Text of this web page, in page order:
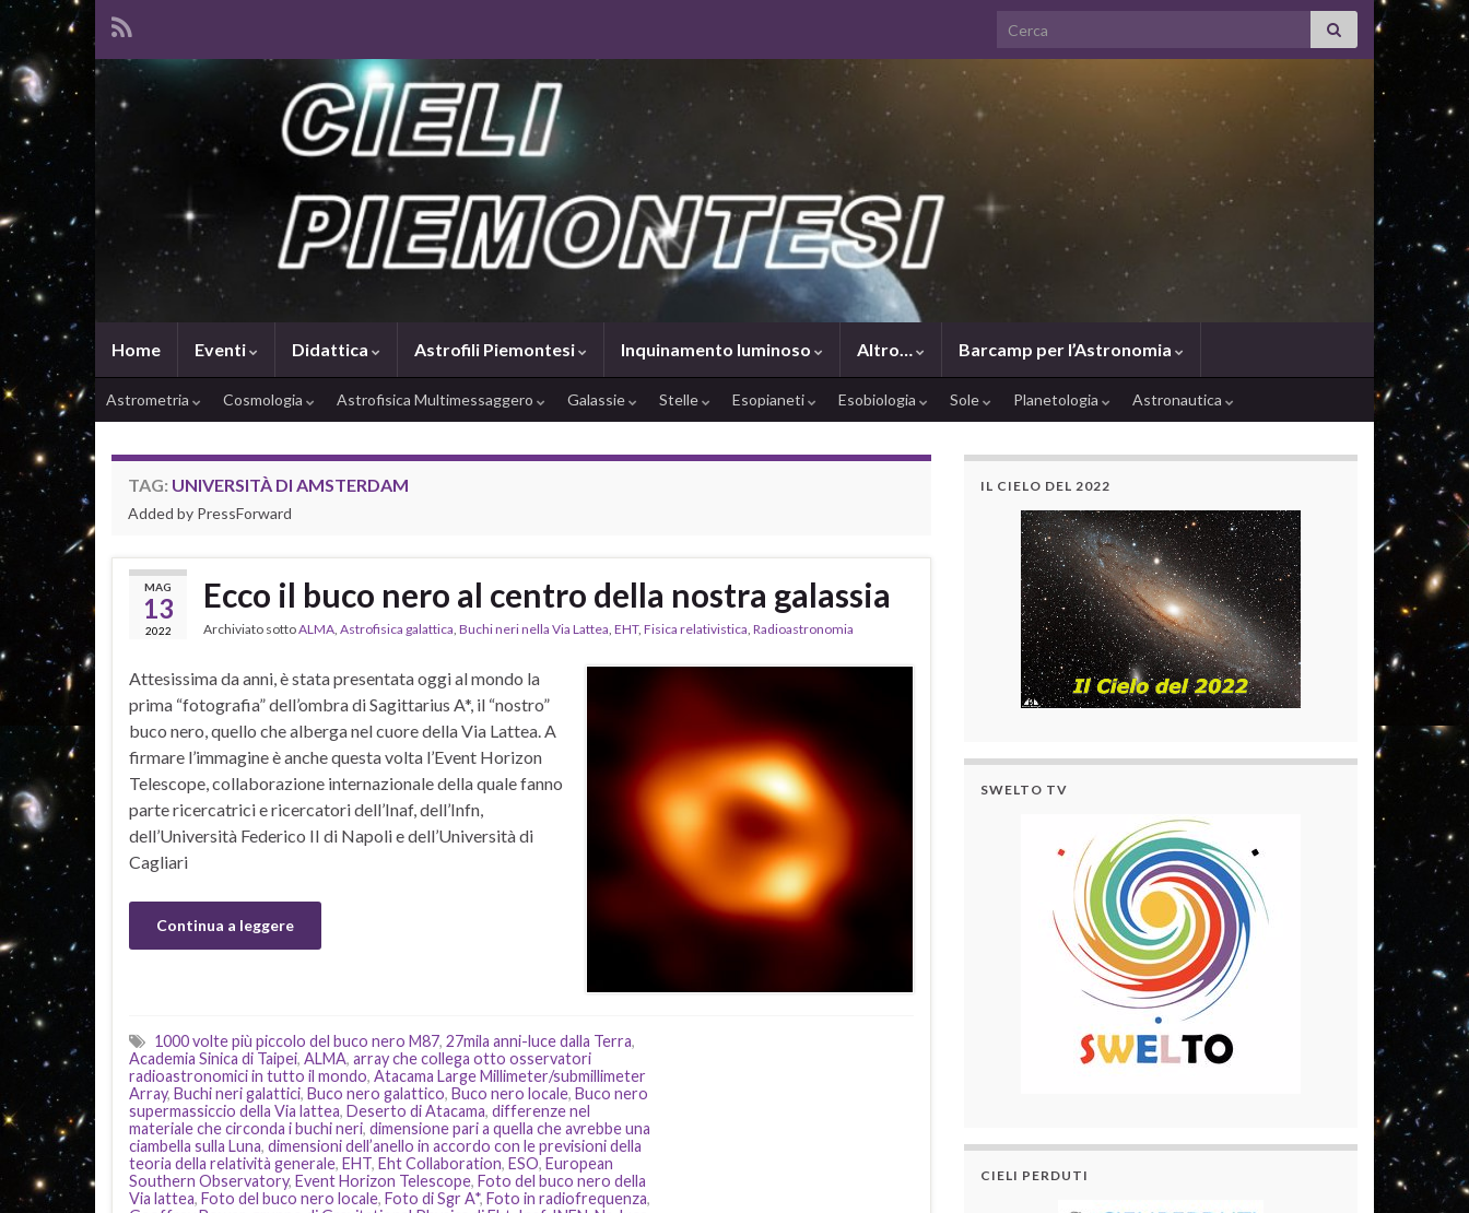
Search for:
Home Eventi Didattica Astrofili Piemontesi Inquinamento luminoso Altro… Barcamp per l’Astronomia
Astrometria Cosmologia Astrofisica Multimessaggero Galassie Stelle Esopianeti Esobiologia Sole Planetologia Astronautica
TAG: UNIVERSITÀ DI AMSTERDAM
Added by PressForward
MAG
13
2022
Ecco il buco nero al centro della nostra galassia
Archiviato sottoALMA, Astrofisica galattica, Buchi neri nella Via Lattea, EHT, Fisica relativistica, Radioastronomia
Attesissima da anni, è stata presentata oggi al mondo la
prima “fotografia” dell’ombra di Sagittarius A*, il “nostro”
buco nero, quello che alberga nel cuore della Via Lattea. A
firmare l’immagine è anche questa volta l’Event Horizon
Telescope, collaborazione internazionale della quale fanno
parte ricercatrici e ricercatori dell’Inaf, dell’Infn,
dell’Università Federico II di Napoli e dell’Università di
Cagliari
Continua a leggere
1000 volte più piccolo del buco nero M87, 27mila anni-luce dalla Terra,
Academia Sinica di Taipei, ALMA, array che collega otto osservatori
radioastronomici in tutto il mondo, Atacama Large Millimeter/submillimeter
Array, Buchi neri galattici, Buco nero galattico, Buco nero locale, Buco nero
supermassiccio della Via lattea, Deserto di Atacama, differenze nel
materiale che circonda i buchi neri, dimensione pari a quella che avrebbe una
ciambella sulla Luna, dimensioni dell’anello in accordo con le previsioni della
teoria della relatività generale, EHT, Eht Collaboration, ESO, European
Southern Observatory, Event Horizon Telescope, Foto del buco nero della
Via lattea, Foto del buco nero locale, Foto di Sgr A*, Foto in radiofrequenza,
IL CIELO DEL 2022
SWELTO TV
CIELI PERDUTI